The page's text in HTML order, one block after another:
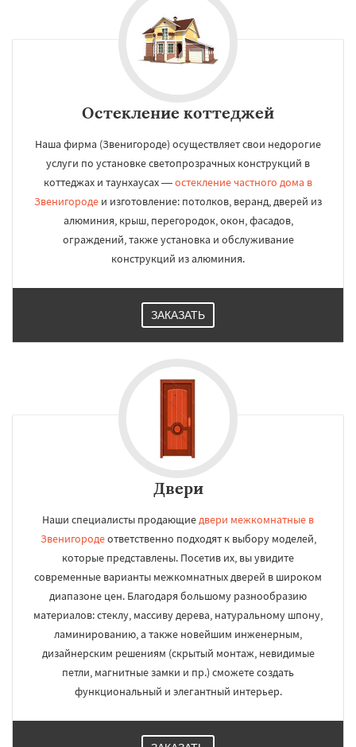
Остекление коттеджей
Наша фирма (Звенигороде) осуществляет свои недорогие
услуги по установке светопрозрачных конструкций в
коттеджах и таунхаусах —остекление частного дома в
Звенигороде и изготовление: потолков, веранд, дверей из
алюминия, крыш, перегородок, окон, фасадов,
ограждений, также установка и обслуживание
конструкций из алюминия.
ЗАКАЗАТЬ
Двери
Наши специалисты продающиедвери межкомнатные в
Звенигородеответственно подходят к выбору моделей,
которые представлены. Посетив их, вы увидите
современные варианты межкомнатных дверей в широком
диапазоне цен. Благодаря большому разнообразию
материалов: стеклу, массиву дерева, натуральному шпону,
ламинированию, а также новейшим инженерным,
дизайнерским решениям (скрытый монтаж, невидимые
петли, магнитные замки и пр.) сможете создать
функциональный и элегантный интерьер.